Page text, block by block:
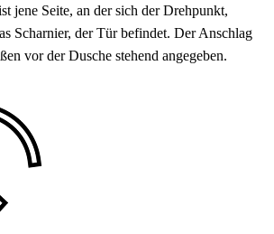
jene Seite, an der sich der Drehpunkt,
Scharnier, der Tür befindet. Der Anschlag
vor der Dusche stehend angegeben.